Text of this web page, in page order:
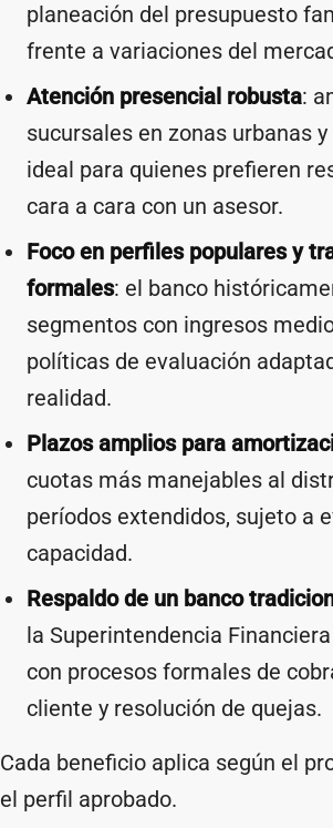
planeación del presupuesto
frente a variaciones del
Atención presencial robusta:
sucursales en zonas urbanas
ideal para quienes prefieren
cara a cara con un asesor.
Foco en perfiles populares y
formales: el banco
segmentos con ingresos
políticas de evaluación
realidad.
Plazos amplios para
cuotas más manejables al
períodos extendidos, sujeto a
capacidad.
Respaldo de un banco
la Superintendencia
con procesos formales de
cliente y resolución de quejas.
Cada beneficio aplica según el
el perfil aprobado.